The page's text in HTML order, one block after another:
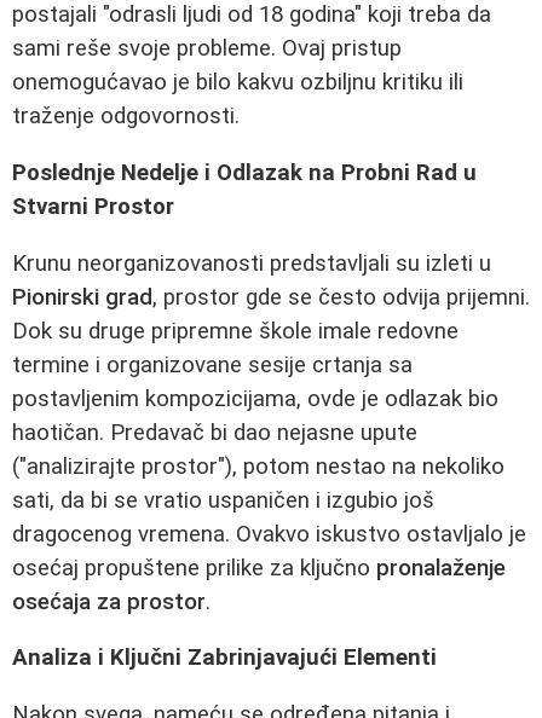
postajali "odrasli ljudi od 18 godina" koji treba da
sami reše svoje probleme. Ovaj pristup
onemogućavao je bilo kakvu ozbiljnu kritiku ili
traženje odgovornosti.
Poslednje Nedelje i Odlazak na Probni Rad u
Stvarni Prostor
Krunu neorganizovanosti predstavljali su izleti u
Pionirski grad, prostor gde se često odvija prijemni.
Dok su druge pripremne škole imale redovne
termine i organizovane sesije crtanja sa
postavljenim kompozicijama, ovde je odlazak bio
haotičan. Predavač bi dao nejasne upute
("analizirajte prostor"), potom nestao na nekoliko
sati, da bi se vratio uspaničen i izgubio još
dragocenog vremena. Ovakvo iskustvo ostavljalo je
osećaj propuštene prilike za ključno pronalaženje
osećaja za prostor.
Analiza i Ključni Zabrinjavajući Elementi